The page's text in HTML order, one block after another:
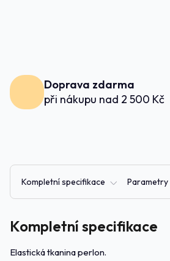
Doprava zdarma
při nákupu nad 2 500 Kč
Kompletní specifikace Parametry
Kompletní specifikace
Elastická tkanina perlon.